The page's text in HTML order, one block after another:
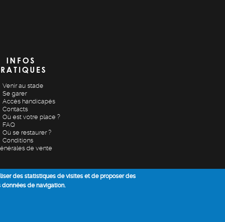
des statistiques de visites et de proposer des
de navigation.
INFOS
Venir au stade
Se garer
Accès handicapés
Contacts
Où est votre place ?
FAQ
Où se restaurer ?
Conditions
de vente